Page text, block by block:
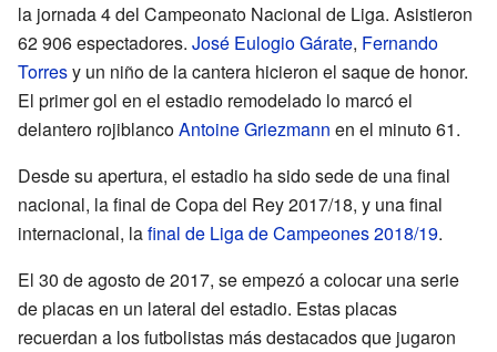
la jornada 4 del Campeonato Nacional de Liga. Asistieron
62 906 espectadores. José Eulogio Gárate, Fernando
Torresy un niño de la cantera hicieron el saque de honor.
El primer gol en el estadio remodelado lo marcó el
delantero rojiblancoAntoine Griezmann en el minuto 61.
Desde su apertura, el estadio ha sido sede de una final
nacional, la final de Copa del Rey 2017/18, y una final
internacional, lafinal de Liga de Campeones 2018/19.
El 30 de agosto de 2017, se empezó a colocar una serie
de placas en un lateral del estadio. Estas placas
recuerdan a los futbolistas más destacados que jugaron